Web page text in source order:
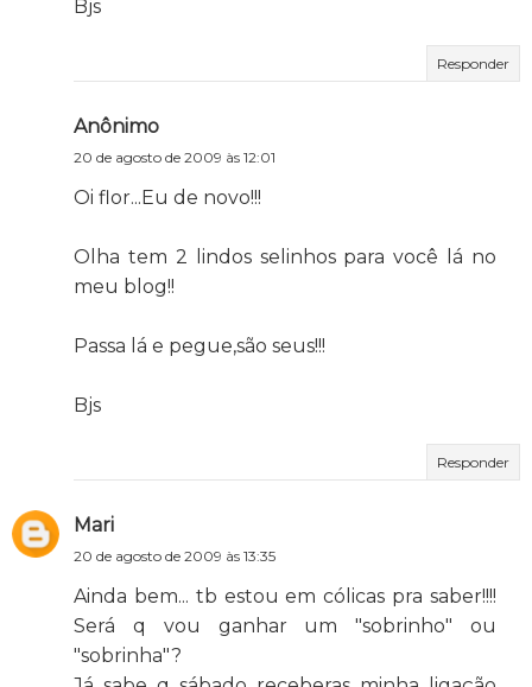
Bjs
Responder
Anônimo
20 de agosto de 2009 às 12:01
Oi flor...Eu de novo!!!
Olha tem 2 lindos selinhos para você lá no
meu blog!!
Passa lá e pegue,são seus!!!
Bjs
Responder
Mari
20 de agosto de 2009 às 13:35
Ainda bem... tb estou em cólicas pra saber!!!!
Será q vou ganhar um "sobrinho" ou
"sobrinha"?